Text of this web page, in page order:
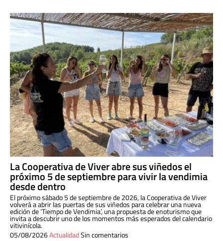
La Cooperativa de Viver abre sus viñedos el
próximo 5 de septiembre para vivir la vendimia
desde dentro
El próximo sábado 5 de septiembre de 2026, la Cooperativa de Viver
volverá a abrir las puertas de sus viñedos para celebrar una nueva
edición de ‘Tiempo de Vendimia’, una propuesta de enoturismo que
invita a descubrir uno de los momentos más esperados del calendario
vitivinícola.
05/08/2026ActualidadSin comentarios